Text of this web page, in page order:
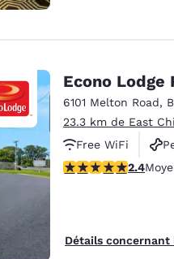
United Kingdom
English
Pacifique
Australia
English
Econo Lodge
6101 Melton Road,
23.3 km de East
Free WiFi
2.35 étoiles.2.4
Détails concernant